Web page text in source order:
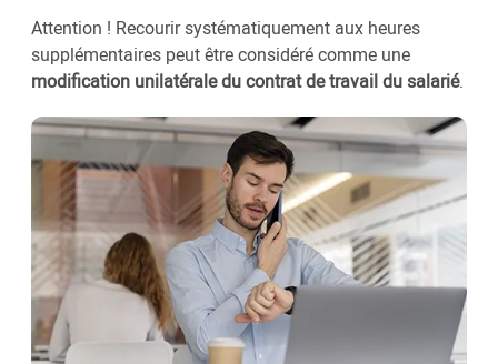
Attention ! Recourir systématiquement aux heures
supplémentaires peut être considéré comme une
modification unilatérale du contrat de travail du salarié.